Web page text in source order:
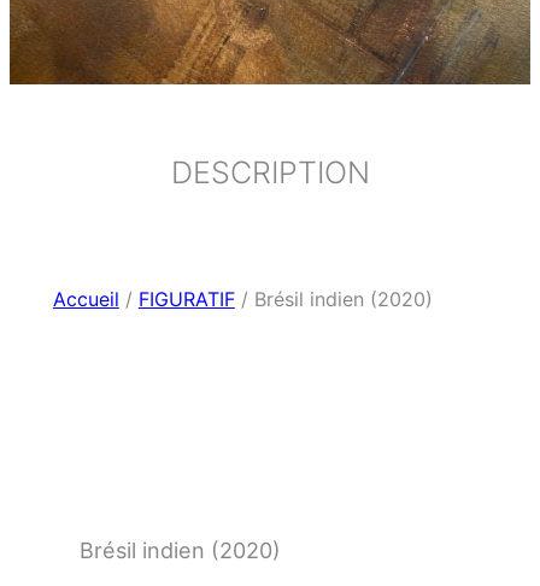
DESCRIPTION
Accueil / FIGURATIF/ Brésil indien (2020)
Brésil indien (2020)